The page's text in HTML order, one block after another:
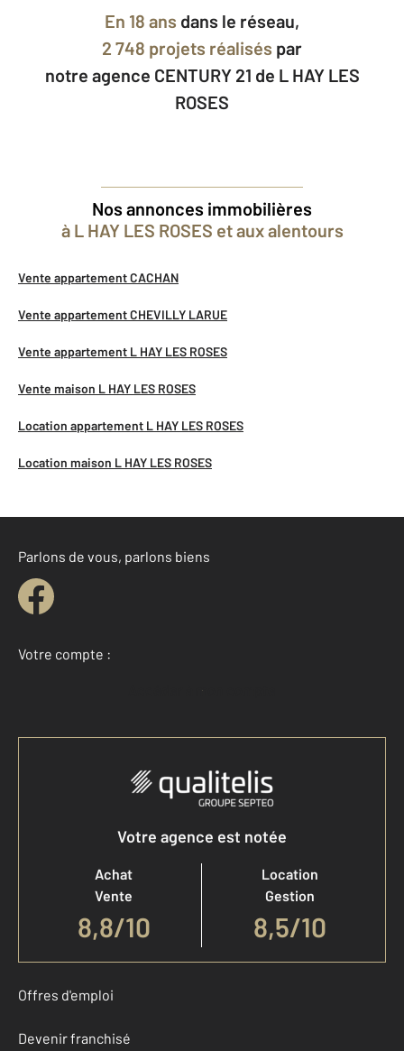
En 18 ans dans le réseau,
2 748 projets réalisés par
notre agence CENTURY 21 de L HAY LES
ROSES
Nos annonces immobilières
à L HAY LES ROSES et aux alentours
Vente appartement CACHAN
Vente appartement CHEVILLY LARUE
Vente appartement L HAY LES ROSES
Vente maison L HAY LES ROSES
Location appartement L HAY LES ROSES
Location maison L HAY LES ROSES
Parlons de vous, parlons biens
Votre compte :
Accéder à mon compte
Votre agence est notée
Achat
Vente
8,8/10
Location
Gestion
8,5/10
Offres d'emploi
Devenir franchisé